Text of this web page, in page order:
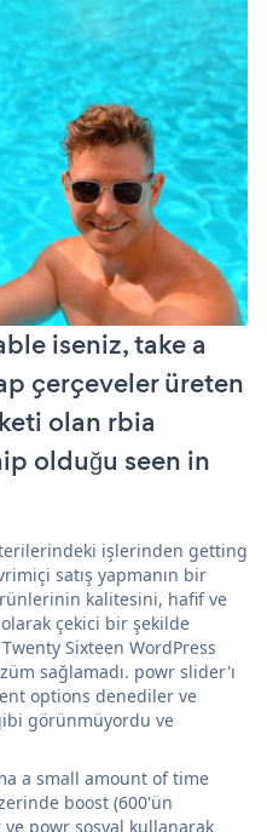
iseniz, take a
çerçeveler üreten
olan rbia
olduğu seen in
işlerinden getting
satış yapmanın bir
kalitesini, hafif ve
çekici bir şekilde
Sixteen WordPress
sağlamadı. powr slider'ı
options denediler ve
görünmüyordu ve
a small amount of time
boost (600'ün
powr sosyal kullanarak